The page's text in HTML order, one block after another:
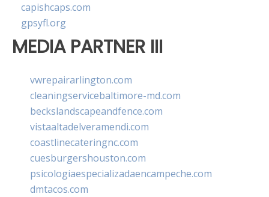
capishcaps.com
gpsyfl.org
MEDIA PARTNER III
vwrepairarlington.com
cleaningservicebaltimore-md.com
beckslandscapeandfence.com
vistaaltadelveramendi.com
coastlinecateringnc.com
cuesburgershouston.com
psicologiaespecializadaencampeche.com
dmtacos.com